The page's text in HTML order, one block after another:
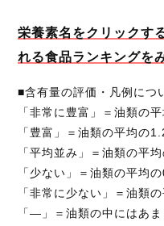
栄養素名をクリックす
れる食品ランキングを
■含有量の評価・凡例につ
「非常に豊富」＝油類の
「豊富」＝油類の平均の
「平均並み」＝油類の平
「少ない」＝油類の平均
「非常に少ない」＝油類
「―」＝油類の中にはあ